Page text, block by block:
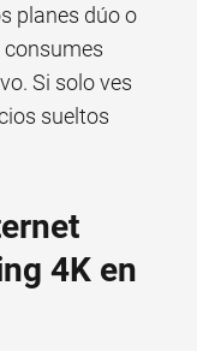
planes dúo o
consumes
Si solo ves
sueltos
4K en